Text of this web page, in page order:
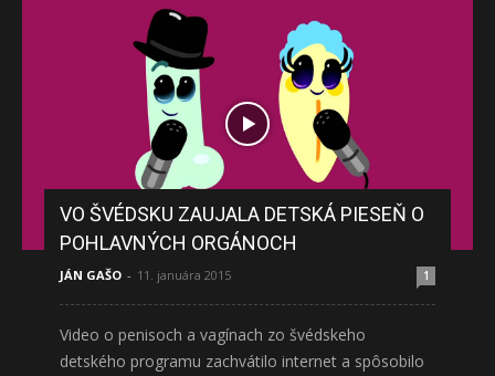
VO ŠVÉDSKU ZAUJALA DETSKÁ PIESEŇ O
POHLAVNÝCH ORGÁNOCH
JÁN GAŠO - 11. januára 2015 1
Video o penisoch a vagínach zo švédskeho
detského programu zachvátilo internet a spôsobilo